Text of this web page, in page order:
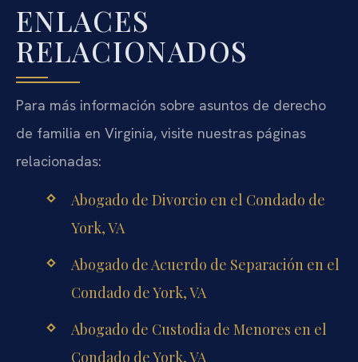
ENLACES
RELACIONADOS
Para más información sobre asuntos de derecho
de familia en Virginia, visite nuestras páginas
relacionadas:
Abogado de Divorcio en el Condado de
York, VA
Abogado de Acuerdo de Separación en el
Condado de York, VA
Abogado de Custodia de Menores en el
Condado de York, VA